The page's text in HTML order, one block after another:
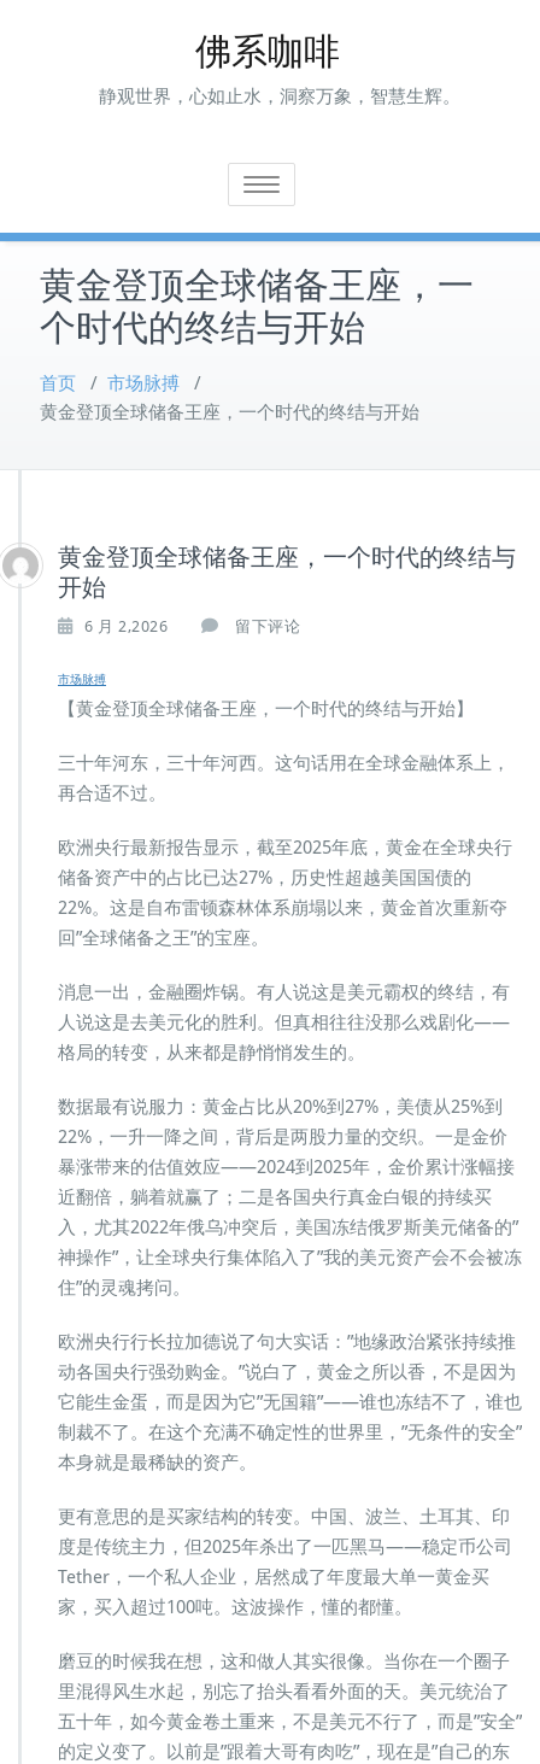
佛系咖啡
静观世界，心如止水，洞察万象，智慧生辉。
Toggle navigation
黄金登顶全球储备王座，一
个时代的终结与开始
首页 / 市场脉搏 /
黄金登顶全球储备王座，一个时代的终结与开始
黄金登顶全球储备王座，一个时代的终结与
开始
6 月 2,2026 留下评论
市场脉搏
【黄金登顶全球储备王座，一个时代的终结与开始】
三十年河东，三十年河西。这句话用在全球金融体系上，
再合适不过。
欧洲央行最新报告显示，截至2025年底，黄金在全球央行
储备资产中的占比已达27%，历史性超越美国国债的
22%。这是自布雷顿森林体系崩塌以来，黄金首次重新夺
回”全球储备之王”的宝座。
消息一出，金融圈炸锅。有人说这是美元霸权的终结，有
人说这是去美元化的胜利。但真相往往没那么戏剧化——
格局的转变，从来都是静悄悄发生的。
数据最有说服力：黄金占比从20%到27%，美债从25%到
22%，一升一降之间，背后是两股力量的交织。一是金价
暴涨带来的估值效应——2024到2025年，金价累计涨幅接
近翻倍，躺着就赢了；二是各国央行真金白银的持续买
入，尤其2022年俄乌冲突后，美国冻结俄罗斯美元储备的”
神操作”，让全球央行集体陷入了”我的美元资产会不会被冻
住”的灵魂拷问。
欧洲央行行长拉加德说了句大实话：”地缘政治紧张持续推
动各国央行强劲购金。”说白了，黄金之所以香，不是因为
它能生金蛋，而是因为它”无国籍”——谁也冻结不了，谁也
制裁不了。在这个充满不确定性的世界里，”无条件的安全”
本身就是最稀缺的资产。
更有意思的是买家结构的转变。中国、波兰、土耳其、印
度是传统主力，但2025年杀出了一匹黑马——稳定币公司
Tether，一个私人企业，居然成了年度最大单一黄金买
家，买入超过100吨。这波操作，懂的都懂。
磨豆的时候我在想，这和做人其实很像。当你在一个圈子
里混得风生水起，别忘了抬头看看外面的天。美元统治了
五十年，如今黄金卷土重来，不是美元不行了，而是”安全”
的定义变了。以前是”跟着大哥有肉吃”，现在是”自己的东